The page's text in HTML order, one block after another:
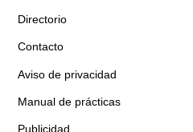
Directorio
Contacto
Aviso de privacidad
Manual de prácticas
Publicidad